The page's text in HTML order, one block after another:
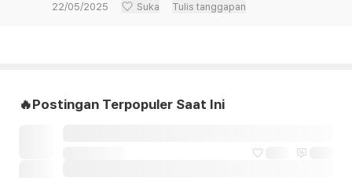
22/05/2025 Suka Tulis tanggapan
🔥Postingan Terpopuler Saat Ini